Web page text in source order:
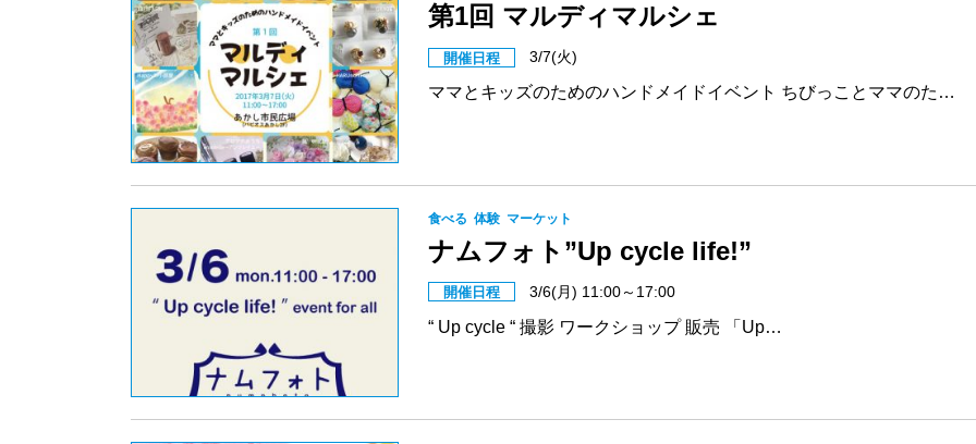
第1回 マルディマルシェ
開催日程 3/7(火)
ママとキッズのためのハンドメイドイベント ちびっことママのた…
食べる 体験 マーケット
ナムフォト”Up cycle life!”
開催日程 3/6(月) 11:00～17:00
“ Up cycle “ 撮影 ワークショップ 販売 「Up…